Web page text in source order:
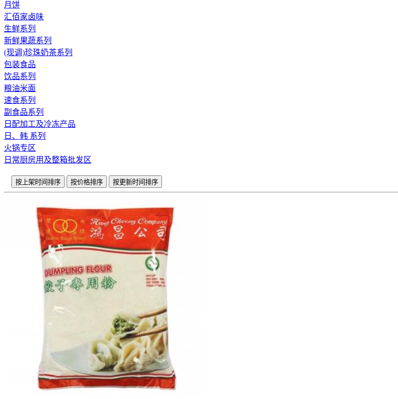
月饼
汇佰家卤味
生鲜系列
新鲜果蔬系列
(现调)珍珠奶茶系列
包装食品
饮品系列
粮油米面
速食系列
副食品系列
日配加工及冷冻产品
日、韩 系列
火锅专区
日常厨房用及整箱批发区
按上架时间排序 按价格排序 按更新时间排序